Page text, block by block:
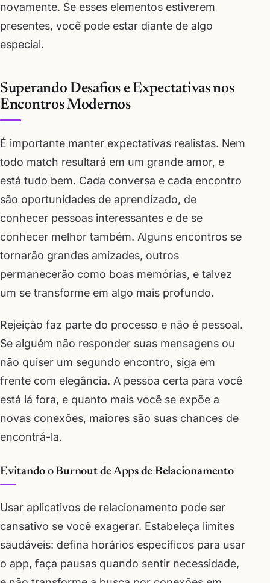
novamente. Se esses elementos estiverem
presentes, você pode estar diante de algo
especial.
Superando Desafios e Expectativas nos
Encontros Modernos
É importante manter expectativas realistas. Nem
todo match resultará em um grande amor, e
está tudo bem. Cada conversa e cada encontro
são oportunidades de aprendizado, de
conhecer pessoas interessantes e de se
conhecer melhor também. Alguns encontros se
tornarão grandes amizades, outros
permanecerão como boas memórias, e talvez
um se transforme em algo mais profundo.
Rejeição faz parte do processo e não é pessoal.
Se alguém não responder suas mensagens ou
não quiser um segundo encontro, siga em
frente com elegância. A pessoa certa para você
está lá fora, e quanto mais você se expõe a
novas conexões, maiores são suas chances de
encontrá-la.
Evitando o Burnout de Apps de Relacionamento
Usar aplicativos de relacionamento pode ser
cansativo se você exagerar. Estabeleça limites
saudáveis: defina horários específicos para usar
o app, faça pausas quando sentir necessidade,